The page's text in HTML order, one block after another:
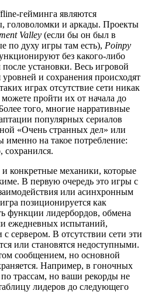
гейминга являются
головоломки и аркады. Проекты
Valley (если бы он был в
по духу игры там есть), Poinpy
без какого-либо
установки. Весь игровой
и сохранения происходят
играх отсутствие сети никак
пройти их от начала до
того, многие нарративные
популярных сериалов
«Очень странных дел» или
именно на такое потребление:
сохранился.
конкретные механики, которые
В первую очередь это игры с
или асинхронным
позиционируется как
функции лидербордов, обмена
ежедневных испытаний,
сервером. В отсутствии сети эти
или становятся недоступными.
сообщением, но основной
Например, в гоночных
трассам, но ваши рекорды не
лидеров до следующего